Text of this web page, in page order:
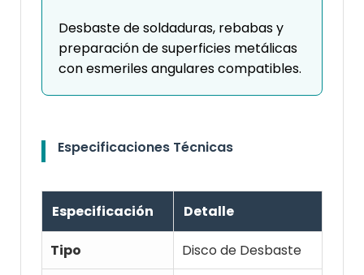
Desbaste de soldaduras, rebabas y
preparación de superficies metálicas
con esmeriles angulares compatibles.
Especificaciones Técnicas
Especificación Detalle
Tipo
Disco de Desbaste